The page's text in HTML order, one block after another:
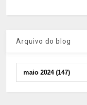
Arquivo do blog